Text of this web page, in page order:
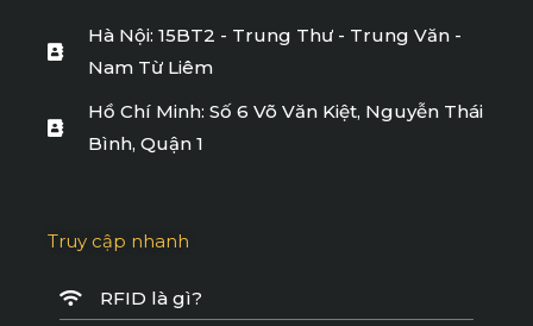
Hà Nội: 15BT2 - Trung Thư - Trung Văn -
Nam Từ Liêm
Hồ Chí Minh: Số 6 Võ Văn Kiệt, Nguyễn Thái
Bình, Quận 1
Truy cập nhanh
RFID là gì?